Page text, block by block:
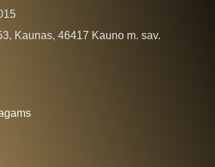
Kaunas, 46417 Kauno m. sav.